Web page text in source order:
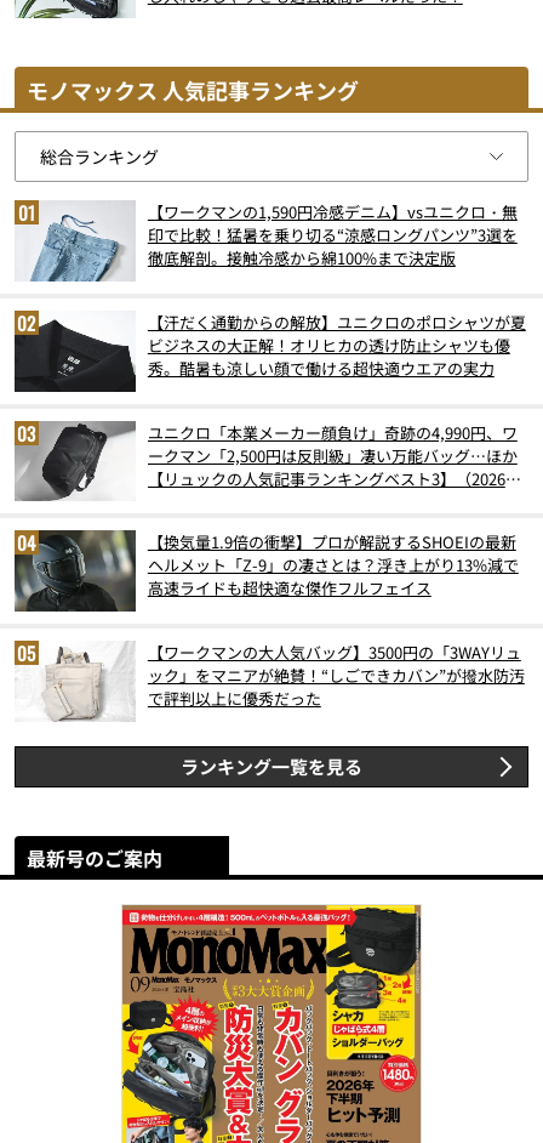
モノマックス 人気記事ランキング
【ワークマンの1,590円冷感デニム】vsユニクロ・無
印で比較！猛暑を乗り切る“涼感ロングパンツ”3選を
徹底解剖。接触冷感から綿100%まで決定版
【汗だく通勤からの解放】ユニクロのポロシャツが夏
ビジネスの大正解！オリヒカの透け防止シャツも優
秀。酷暑も涼しい顔で働ける超快適ウエアの実力
ユニクロ「本業メーカー顔負け」奇跡の4,990円、ワ
ークマン「2,500円は反則級」凄い万能バッグ…ほか
【リュックの人気記事ランキングベスト3】（2026年
【換気量1.9倍の衝撃】プロが解説するSHOEIの最新
ヘルメット「Z-9」の凄さとは？浮き上がり13%減で
高速ライドも超快適な傑作フルフェイス
【ワークマンの大人気バッグ】3500円の「3WAYリュ
ック」をマニアが絶賛！“しごできカバン”が撥水防汚
で評判以上に優秀だった
ランキング一覧を見る
最新号のご案内